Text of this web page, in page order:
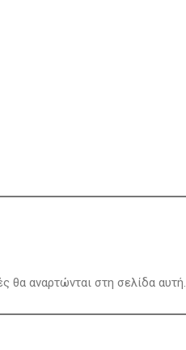
θα αναρτώνται στη σελίδα αυτή.